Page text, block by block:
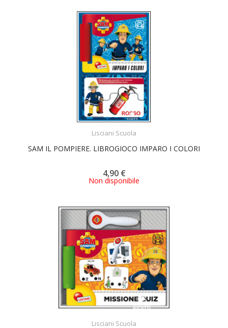
Lisciani Scuola
SAM IL POMPIERE. LIBROGIOCO IMPARO I COLORI
4,90 €
Non disponibile
Lisciani Scuola